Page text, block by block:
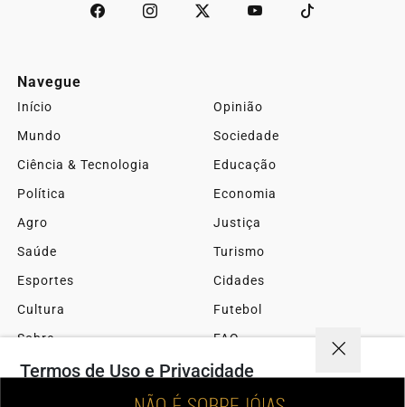
Navegue
Início
Opinião
Mundo
Sociedade
Ciência & Tecnologia
Educação
Política
Economia
Agro
Justiça
Saúde
Turismo
Esportes
Cidades
Cultura
Futebol
Sobre
FAQ
Contato
Termos de Uso e Privacidade
Esse site utiliza cookies para melhorar sua experiência